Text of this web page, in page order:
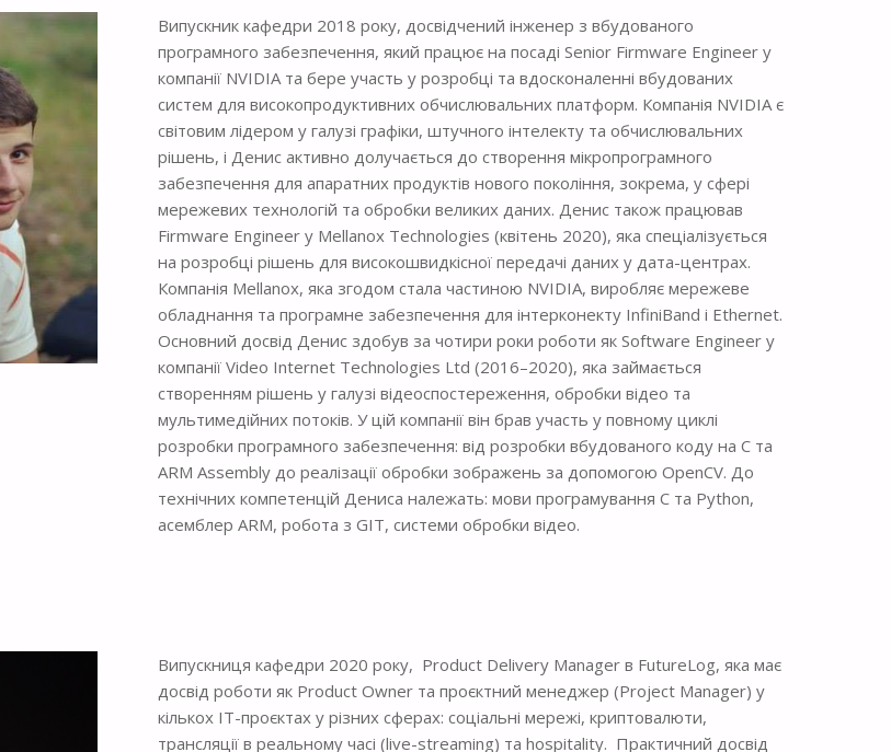
Випускник кафедри 2018 року, досвідчений інженер з вбудованого
програмного забезпечення, який працює на посаді Senior Firmware Engineer у
компанії NVIDIA та бере участь у розробці та вдосконаленні вбудованих
систем для високопродуктивних обчислювальних платформ. Компанія NVIDIA є
світовим лідером у галузі графіки, штучного інтелекту та обчислювальних
рішень, і Денис активно долучається до створення мікропрограмного
забезпечення для апаратних продуктів нового покоління, зокрема, у сфері
мережевих технологій та обробки великих даних. Денис також працював
Firmware Engineer у Mellanox Technologies (квітень 2020), яка спеціалізується
на розробці рішень для високошвидкісної передачі даних у дата-центрах.
Компанія Mellanox, яка згодом стала частиною NVIDIA, виробляє мережеве
обладнання та програмне забезпечення для інтерконекту InfiniBand і Ethernet.
Основний досвід Денис здобув за чотири роки роботи як Software Engineer у
компанії Video Internet Technologies Ltd (2016–2020), яка займається
створенням рішень у галузі відеоспостереження, обробки відео та
мультимедійних потоків. У цій компанії він брав участь у повному циклі
розробки програмного забезпечення: від розробки вбудованого коду на C та
ARM Assembly до реалізації обробки зображень за допомогою OpenCV. До
технічних компетенцій Дениса належать: мови програмування C та Python,
асемблер ARM, робота з GIT, системи обробки відео.
Випускниця кафедри 2020 року, Product Delivery Manager в FutureLog, яка має
досвід роботи як Product Owner та проєктний менеджер (Project Manager) у
кількох ІТ-проєктах у різних сферах: соціальні мережі, криптовалюти,
трансляції в реальному часі (live-streaming) та hospitality. Практичний досвід